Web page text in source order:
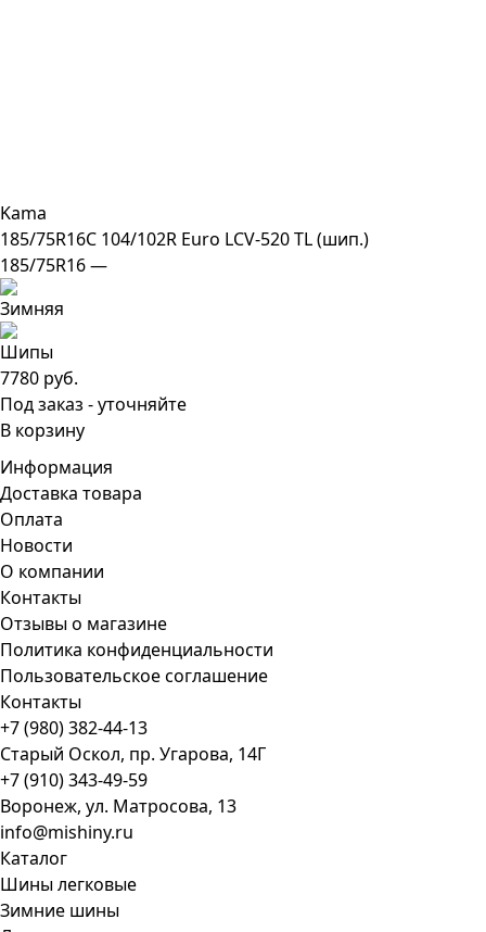
Kama
185/75R16C 104/102R Euro LCV-520 TL (шип.)
185/75R16 —
7780 руб.
Под заказ - уточняйте
В корзину
Информация
Доставка товара
Оплата
Новости
О компании
Контакты
Отзывы о магазине
Политика конфиденциальности
Пользовательское соглашение
Контакты
+7 (980) 382-44-13
Старый Оскол, пр. Угарова, 14Г
+7 (910) 343-49-59
Воронеж, ул. Матросова, 13
info@mishiny.ru
Каталог
Шины легковые
Зимние шины